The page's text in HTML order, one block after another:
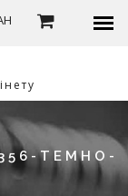
ТЕМНО-